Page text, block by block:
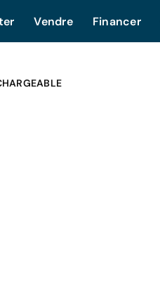
Vendre Financer